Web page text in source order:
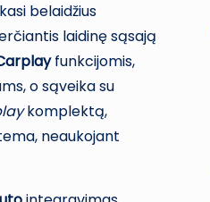
belaidžius
laidinę sąsają
funkcijomis,
o sąveika su
komplektą,
neaukojant